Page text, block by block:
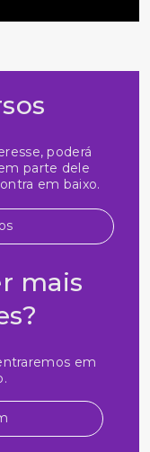
poderá
parte dele
em baixo.
mais
em